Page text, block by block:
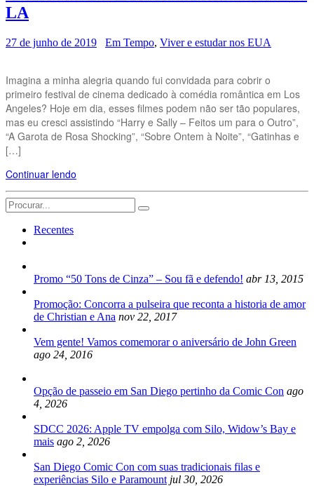
LA
27 de junho de 2019 Em Tempo, Viver e estudar nos EUA
Imagina a minha alegria quando fui convidada para cobrir o
primeiro festival de cinema dedicado à comédia romântica em Los
Angeles? Hoje em dia, esses filmes podem não ser tão populares,
mas eu cresci assistindo “Harry e Sally – Feitos um para o Outro”,
“A Garota de Rosa Shocking”, “Sobre Ontem à Noite”, “Gatinhas e
[…]
Continuar lendo
Search
for:
Recentes
Promo “50 Tons de Cinza” – Sou fã e defendo! abr 13, 2015
Promoção: Concorra a pulseira que reconta a historia de amor
de Christian e Ana nov 22, 2017
Vem gente! Vamos comemorar o aniversário de John Green
ago 24, 2016
Opção de passeio em San Diego pertinho da Comic Con ago
4, 2026
SDCC 2026: Apple TV empolga com Silo, Widow’s Bay e
mais ago 2, 2026
San Diego Comic Con com suas tradicionais filas e
experiências Silo e Paramount jul 30, 2026